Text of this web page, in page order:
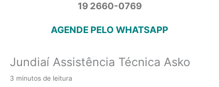
19 2660-0769
AGENDE PELO WHATSAPP
Jundiaí Assistência Técnica Asko
3 minutos de leitura